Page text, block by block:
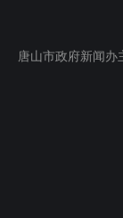
唐山市政府新闻